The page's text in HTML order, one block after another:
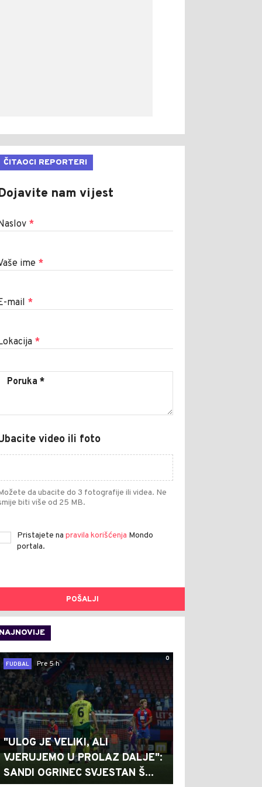
ČITAOCI REPORTERI
nam vijest
*
ime *
mail *
*
video ili foto
da ubacite do 3 fotografije ili videa. Ne
biti više od 25 MB.
Pristajete na pravila korišćenja Mondo
portala.
POŠALJI
0
FUDBAL
Pre 5 h
"ULOG JE VELIKI, ALI
VJERUJEMO U PROLAZ DALJE":
SANDI OGRINEC SVJESTAN Š...